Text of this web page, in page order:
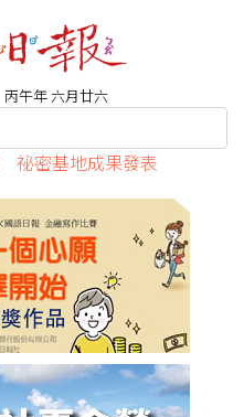
午年 六月廿六
祕密基地成果發表